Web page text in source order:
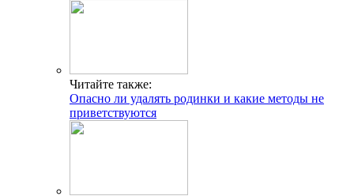
Читайте также:
Опасно ли удалять родинки и какие методы не
приветствуются